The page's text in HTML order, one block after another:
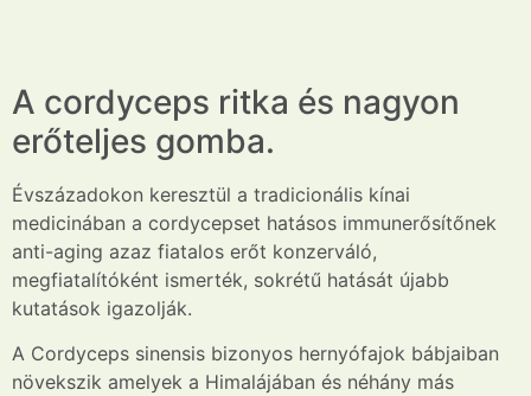
A cordyceps ritka és nagyon
erőteljes gomba.
Évszázadokon keresztül a tradicionális kínai
medicinában a cordycepset hatásos immunerősítőnek
anti-aging azaz fiatalos erőt konzerváló,
megfiatalítóként ismerték, sokrétű hatását újabb
kutatások igazolják.
A Cordyceps sinensis bizonyos hernyófajok bábjaiban
növekszik amelyek a Himalájában és néhány más